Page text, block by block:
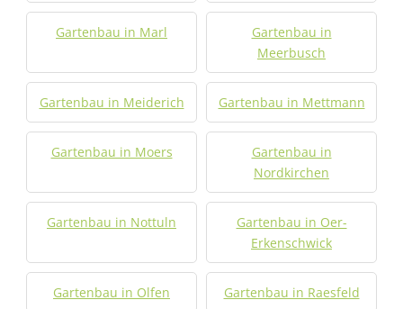
Gartenbau in Marl
Gartenbau in
Meerbusch
Gartenbau in Meiderich Gartenbau in Mettmann
Gartenbau in Moers
Gartenbau in
Nordkirchen
Gartenbau in Nottuln
Gartenbau in Oer-
Erkenschwick
Gartenbau in Olfen Gartenbau in Raesfeld